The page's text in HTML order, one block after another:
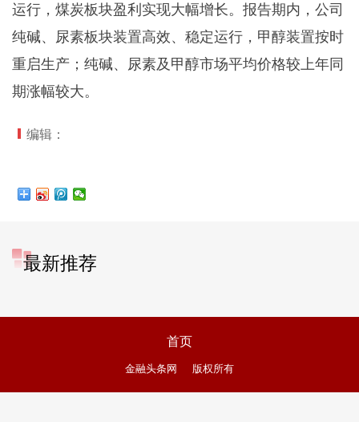
运行，煤炭板块盈利实现大幅增长。报告期内，公司
纯碱、尿素板块装置高效、稳定运行，甲醇装置按时
重启生产；纯碱、尿素及甲醇市场平均价格较上年同
期涨幅较大。
编辑：
最新推荐
首页
金融头条网 版权所有